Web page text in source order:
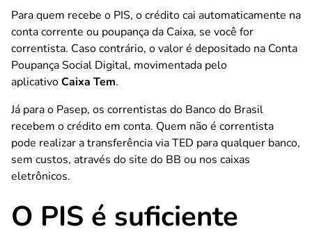
Para quem recebe o PIS, o crédito cai automaticamente na
conta corrente ou poupança da Caixa, se você for
correntista. Caso contrário, o valor é depositado na Conta
Poupança Social Digital, movimentada pelo
aplicativoCaixa Tem.
Já para o Pasep, os correntistas do Banco do Brasil
recebem o crédito em conta. Quem não é correntista
pode realizar a transferência via TED para qualquer banco,
sem custos, através do site do BB ou nos caixas
eletrônicos.
O PIS é suficiente